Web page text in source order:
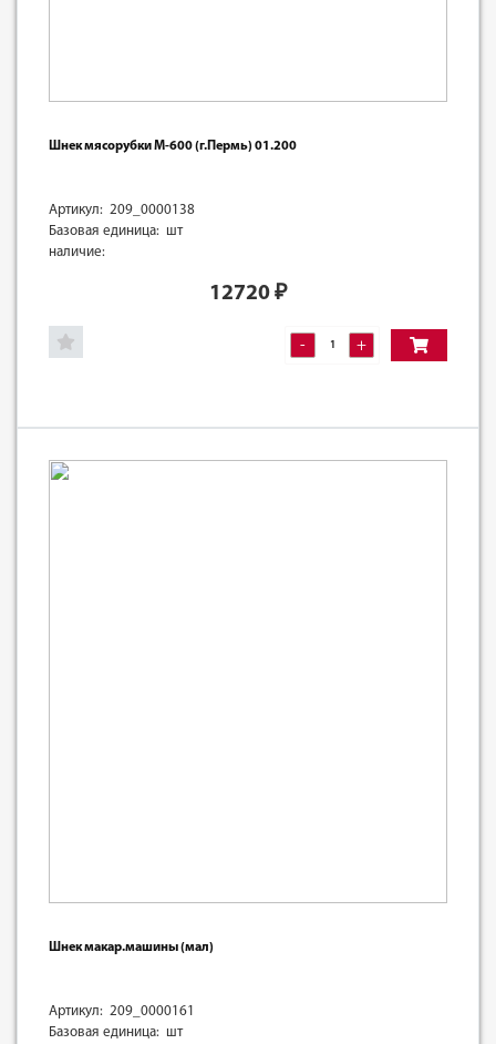
Шнек мясорубки М-600 (г.Пермь) 01.200
Артикул: 209_0000138
Базовая единица: шт
наличие:
12720 ₽
- +
Шнек макар.машины (мал)
Артикул: 209_0000161
Базовая единица: шт